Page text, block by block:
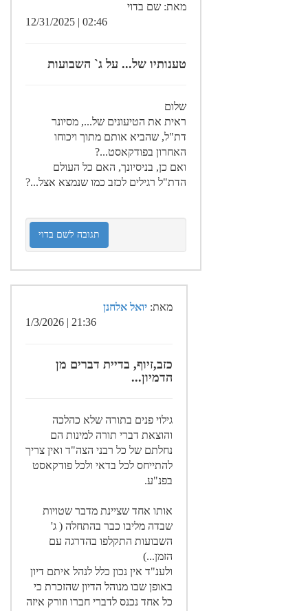
מאת: שם בדוי
02:46 | 12/31/2025
טענותיו של... על ג` השבועות
שלום
ראית את הטיעונים של..., מסיונר
דת"ל, שהביא אותם מתוך ויכוחו
האחרון בפודקאסט...?
ואם כן, בניסיונך, האם כל העולם
הדת"ל רגילים לכזב כמו שנמצא אצל...?
תגובה לשם בדוי
מאת: יואל אלחנן
21:36 | 1/3/2026
כזב,זיוף, בדיית דברים מן
הדמיון...
גילוי פנים בתורה שלא כהלכה
והוצאת דברי תורה למינות הם
נחלתם של כל רבני הצה"ד ואין צריך
להתייחס לכל בדאי ולכל פודקאסט
בפנ"ע.
אותו אחד שציינת מדבר שטויות
שבדה מליבו כבר בהתחלה ( ג'
השבועות התקלפו בהדרגה עם
הזמן...)
ולענ"ד אין נכון כלל לנהל איתם דיון
באופן שבו מנוהל הדיון שהזכרת כי
כל אחד נכנס לדברי חברו וזורק איזה